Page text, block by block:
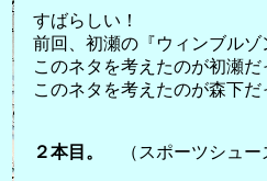
すばらしい！
前回、初瀬の『ウィンブルゾ
このネタを考えたのが初瀬だ
このネタを考えたのが森下だ
２本目。 （スポーツシュー